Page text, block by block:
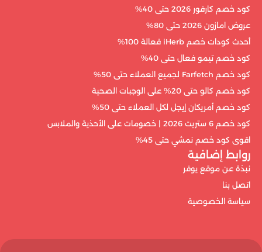
كود خصم كارفور 2026 حتى 40%
عروض امازون 2026 حتى 80%
أحدث كودات خصم iHerb فعالة 100%
كود خصم تيمو فعال حتى 40%
كود خصم Farfetch لجميع العملاء حتى 50%
كود خصم كالو حتى 20% على الوجبات الصحية
كود خصم أمريكان إيجل لكل العملاء حتى 50%
كود خصم 6 ستريت 2026 | خصومات على الأحذية والملابس
اقوى كود خصم نمشي حتى 45%
روابط إضافية
نبذة عن موقع يوفر
اتصل بنا
سياسة الخصوصية